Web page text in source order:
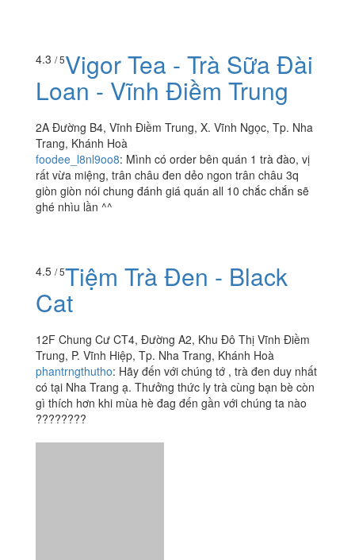
4.3 / 5Vigor Tea - Trà Sữa Đài
Loan - Vĩnh Điềm Trung
2A Đường B4, Vĩnh Điềm Trung, X. Vĩnh Ngọc, Tp. Nha
Trang, Khánh Hoà
foodee_l8nl9oo8: Mình có order bên quán 1 trà đào, vị
rất vừa miệng, trân châu đen dẻo ngon trân châu 3q
giòn giòn nói chung đánh giá quán all 10 chắc chắn sẽ
ghé nhìu lần ^^
4.5 / 5Tiệm Trà Đen - Black
Cat
12F Chung Cư CT4, Đường A2, Khu Đô Thị Vĩnh Điềm
Trung, P. Vĩnh Hiệp, Tp. Nha Trang, Khánh Hoà
phantrngthutho:Hãy đến với chúng tớ , trà đen duy nhất